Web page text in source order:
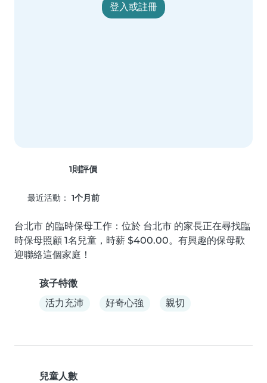
登入或註冊
1則評價
最近活動： 1个月前
台北市 的臨時保母工作：位於 台北市 的家長正在尋找臨
時保母照顧 1名兒童，時薪 $400.00。有興趣的保母歡
迎聯絡這個家庭！
孩子特徵
活力充沛
好奇心強 親切
兒童人數